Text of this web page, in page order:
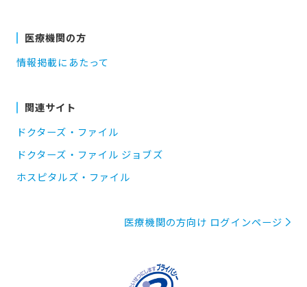
医療機関の方
情報掲載にあたって
関連サイト
ドクターズ・ファイル
ドクターズ・ファイル ジョブズ
ホスピタルズ・ファイル
医療機関の方向け ログインページ